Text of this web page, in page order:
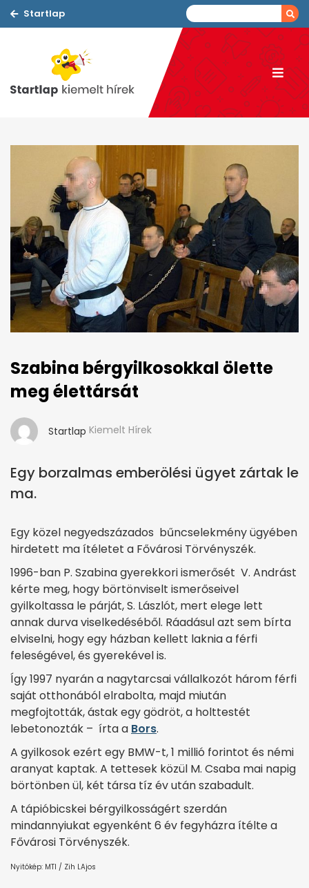
Startlap
Szabina bérgyilkosokkal ölette
meg élettársát
Startlap Kiemelt Hírek
Egy borzalmas emberölési ügyet zártak le
ma.
Egy közel negyedszázados bűncselekmény ügyében
hirdetett ma ítéletet a Fővárosi Törvényszék.
1996-ban P. Szabina gyerekkori ismerősét V. Andrást
kérte meg, hogy börtönviselt ismerőseivel
gyilkoltassa le párját, S. Lászlót, mert elege lett
annak durva viselkedéséből. Ráadásul azt sem bírta
elviselni, hogy egy házban kellett laknia a férfi
feleségével, és gyerekével is.
Így 1997 nyarán a nagytarcsai vállalkozót három férfi
saját otthonából elrabolta, majd miután
megfojtották, ástak egy gödröt, a holttestét
lebetonozták – írta a Bors.
A gyilkosok ezért egy BMW-t, 1 millió forintot és némi
aranyat kaptak. A tettesek közül M. Csaba mai napig
börtönben ül, két társa tíz év után szabadult.
A tápióbicskei bérgyilkosságért szerdán
mindannyiukat egyenként 6 év fegyházra ítélte a
Fővárosi Törvényszék.
Nyitókép: MTI / Zih LAjos